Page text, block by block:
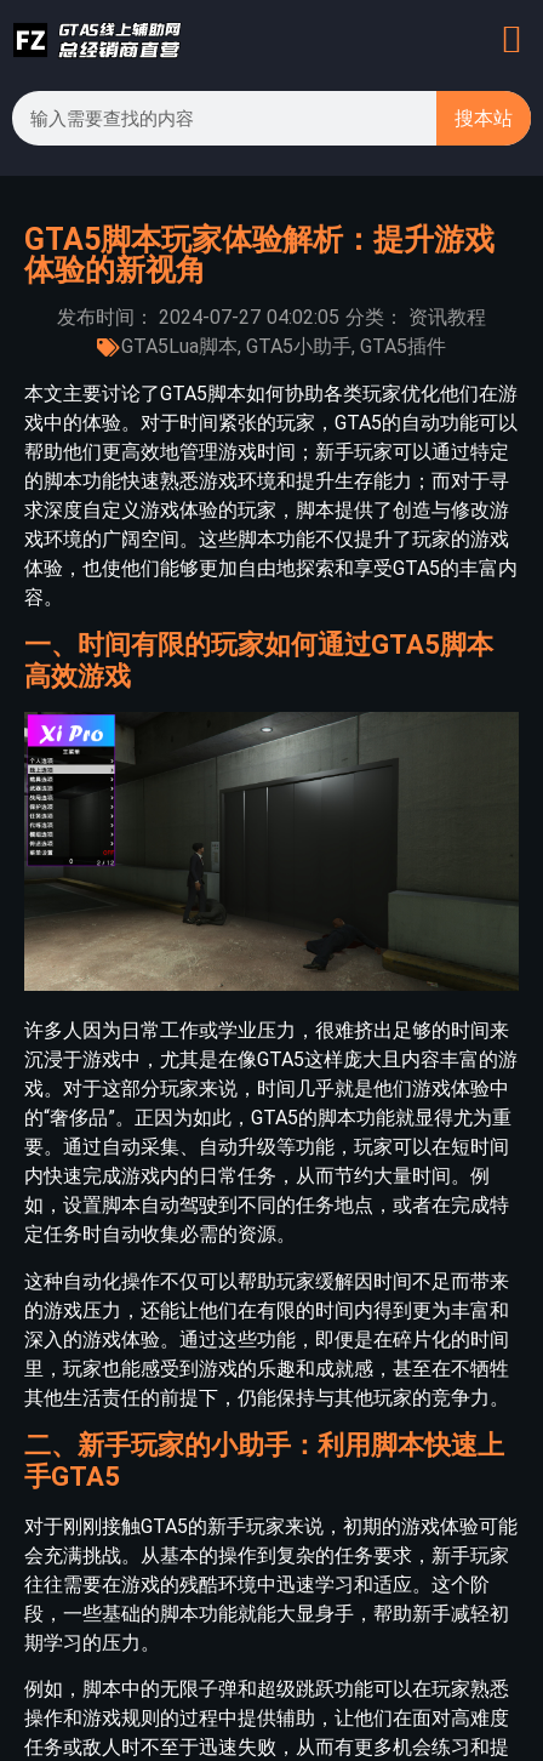
搜本站
GTA5脚本玩家体验解析：提升游戏
体验的新视角
发布时间： 2024-07-27 04:02:05 分类：
资讯教程
GTA5Lua脚本, GTA5小助手, GTA5插件
本文主要讨论了GTA5脚本如何协助各类玩家优化他们在游
戏中的体验。对于时间紧张的玩家，GTA5的自动功能可以
帮助他们更高效地管理游戏时间；新手玩家可以通过特定
的脚本功能快速熟悉游戏环境和提升生存能力；而对于寻
求深度自定义游戏体验的玩家，脚本提供了创造与修改游
戏环境的广阔空间。这些脚本功能不仅提升了玩家的游戏
体验，也使他们能够更加自由地探索和享受GTA5的丰富内
容。
一、时间有限的玩家如何通过GTA5脚本
高效游戏
许多人因为日常工作或学业压力，很难挤出足够的时间来
沉浸于游戏中，尤其是在像GTA5这样庞大且内容丰富的游
戏。对于这部分玩家来说，时间几乎就是他们游戏体验中
的“奢侈品”。正因为如此，GTA5的脚本功能就显得尤为重
要。通过自动采集、自动升级等功能，玩家可以在短时间
内快速完成游戏内的日常任务，从而节约大量时间。例
如，设置脚本自动驾驶到不同的任务地点，或者在完成特
定任务时自动收集必需的资源。
这种自动化操作不仅可以帮助玩家缓解因时间不足而带来
的游戏压力，还能让他们在有限的时间内得到更为丰富和
深入的游戏体验。通过这些功能，即便是在碎片化的时间
里，玩家也能感受到游戏的乐趣和成就感，甚至在不牺牲
其他生活责任的前提下，仍能保持与其他玩家的竞争力。
二、新手玩家的小助手：利用脚本快速上
手GTA5
对于刚刚接触GTA5的新手玩家来说，初期的游戏体验可能
会充满挑战。从基本的操作到复杂的任务要求，新手玩家
往往需要在游戏的残酷环境中迅速学习和适应。这个阶
段，一些基础的脚本功能就能大显身手，帮助新手减轻初
期学习的压力。
例如，脚本中的无限子弹和超级跳跃功能可以在玩家熟悉
操作和游戏规则的过程中提供辅助，让他们在面对高难度
任务或敌人时不至于迅速失败，从而有更多机会练习和提